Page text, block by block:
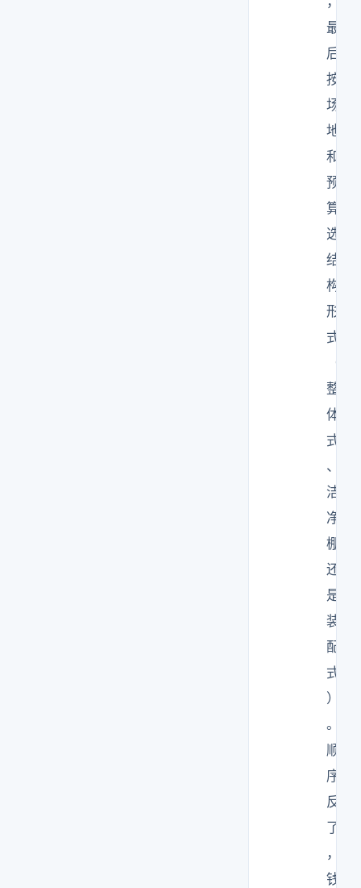
最
后
按
场
地
和
预
算
选
结
构
形
式
（
整
体
式
、
洁
净
棚
还
是
装
配
式
）
。
顺
序
反
了
，
钱